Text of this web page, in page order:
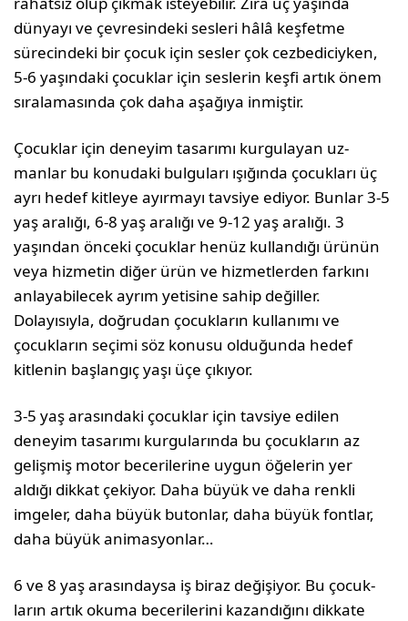
dünyayı ve çevresindeki sesleri hâlâ keş­fetme
sürecindeki bir çocuk için sesler çok cez­bediciyken,
5-6 yaşındaki çocuklar için seslerin keşfi artık önem
sıralamasında çok daha aşağıya inmiştir.
Çocuklar için deneyim tasarımı kurgulayan uz­
manlar bu konudaki bulguları ışığında çocukları üç
ayrı hedef kitleye ayırmayı tavsiye ediyor. Bun­lar 3-5
yaş aralığı, 6-8 yaş aralığı ve 9-12 yaş ara­lığı. 3
yaşından önceki çocuklar henüz kullandığı ürünün
veya hizmetin diğer ürün ve hizmetler­den farkını
anlayabilecek ayrım yetisine sahip de­ğiller.
Dolayısıyla, doğrudan çocukların kullanımı ve
çocukların seçimi söz konusu olduğunda hedef
kitlenin başlangıç yaşı üçe çıkıyor.
3-5 yaş arasındaki çocuklar için tavsiye edilen
deneyim tasarımı kurgularında bu çocukların az
gelişmiş motor becerilerine uygun öğelerin yer
aldığı dikkat çekiyor. Daha büyük ve daha renkli
imgeler, daha büyük butonlar, daha büyük font­lar,
daha büyük animasyonlar…
6 ve 8 yaş arasındaysa iş biraz değişiyor. Bu çocuk­
ların artık okuma becerilerini kazandığını dikkate